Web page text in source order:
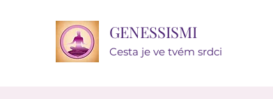
GENESSISMI
Cesta je ve tvém srdci